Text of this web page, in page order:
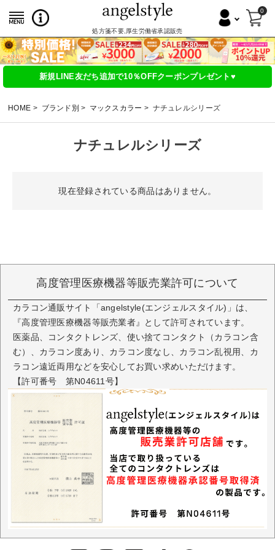
処方箋不要,厚生労働省承認販売
0
新規LINE友だち追加で10％OFFクーポンプレゼント♥
HOME ブランド別 マックスカラー ナチュレルシリーズ
ナチュレルシリーズ
現在登録されている商品はありません。
高度管理医療機器等販売業許可について
カラコン通販サイト「angelstyle(エンジェルスタイル)」は、
『高度管理医療機器等販売業者』として許可されています。
医薬品、コンタクトレンズ、使い捨てコンタクト（カラコン含
む）、カラコン度あり、カラコン度なし、カラコン乱視用、カ
ラコン遠近両用などを安心してお買い求めいただけます。
【許可番号 第N04611号】